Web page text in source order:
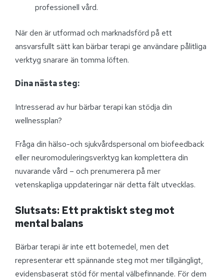
professionell vård.
När den är utformad och marknadsförd på ett
ansvarsfullt sätt kan bärbar terapi ge användare pålitliga
verktyg snarare än tomma löften.
Dina nästa steg:
Intresserad av hur bärbar terapi kan stödja din
wellnessplan?
Fråga din hälso-och sjukvårdspersonal om biofeedback
eller neuromoduleringsverktyg kan komplettera din
nuvarande vård – och prenumerera på mer
vetenskapliga uppdateringar när detta fält utvecklas.
Slutsats: Ett praktiskt steg mot
mental balans
Bärbar terapi är inte ett botemedel, men det
representerar ett spännande steg mot mer tillgängligt,
evidensbaserat stöd för mental välbefinnande. För dem